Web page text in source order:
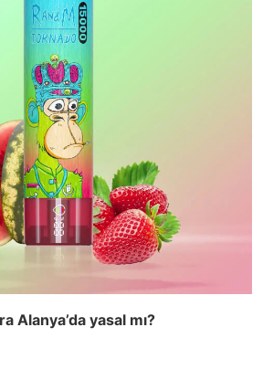
Alanya’da yasal mı?